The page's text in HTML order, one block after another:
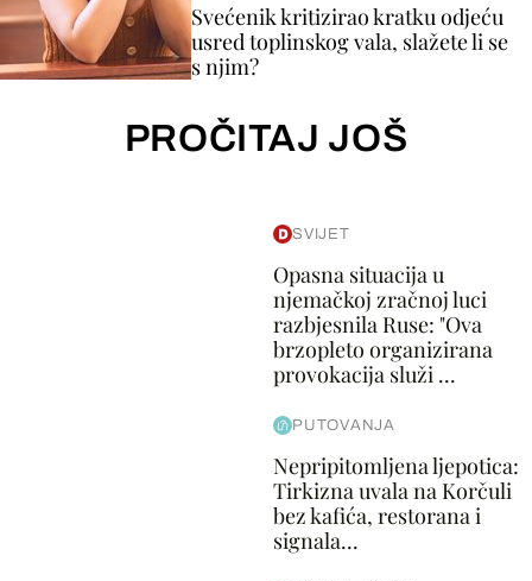
Svećenik kritizirao kratku odjeću
usred toplinskog vala, slažete li se
s njim?
PROČITAJ JOŠ
SVIJET
Opasna situacija u
njemačkoj zračnoj luci
razbjesnila Ruse: "Ova
brzopleto organizirana
provokacija služi ...
PUTOVANJA
Nepripitomljena ljepotica:
Tirkizna uvala na Korčuli
bez kafića, restorana i
signala...